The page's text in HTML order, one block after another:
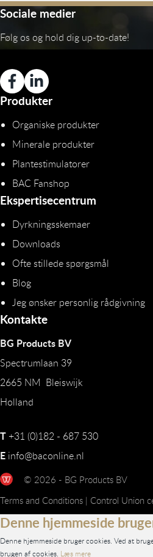
Sociale medier
Følg os og hold dig up-to-date!
Produkter
Organiske produkter
Minerale produkter
Plantestimulatorer
BAC Fanshop
Ekspertisecentrum
Dyrkningsskemaer
Downloads
Ofte stillede spørgsmål
Blog
Jeg ønsker personlig rådgivning
Kontakte
BG Products BV
Spectrumlaan 39
2665 NM Bleiswijk
Holland
T+31 (0)182 - 687 530
E info@baconline.nl
© 2026 - BG Products BV
Terms and Conditions | Control Union
Denne hjemmeside
Denne hjemmeside bruger cookies. Ved at
brugen af cookies. Læs mere